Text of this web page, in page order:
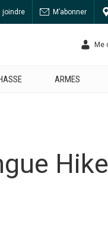
joindre M’abonner
Me
ARMES